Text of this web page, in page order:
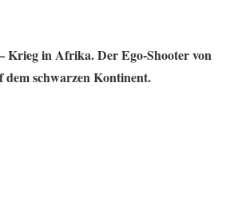
Krieg in Afrika. Der Ego-Shooter von
schwarzen Kontinent.